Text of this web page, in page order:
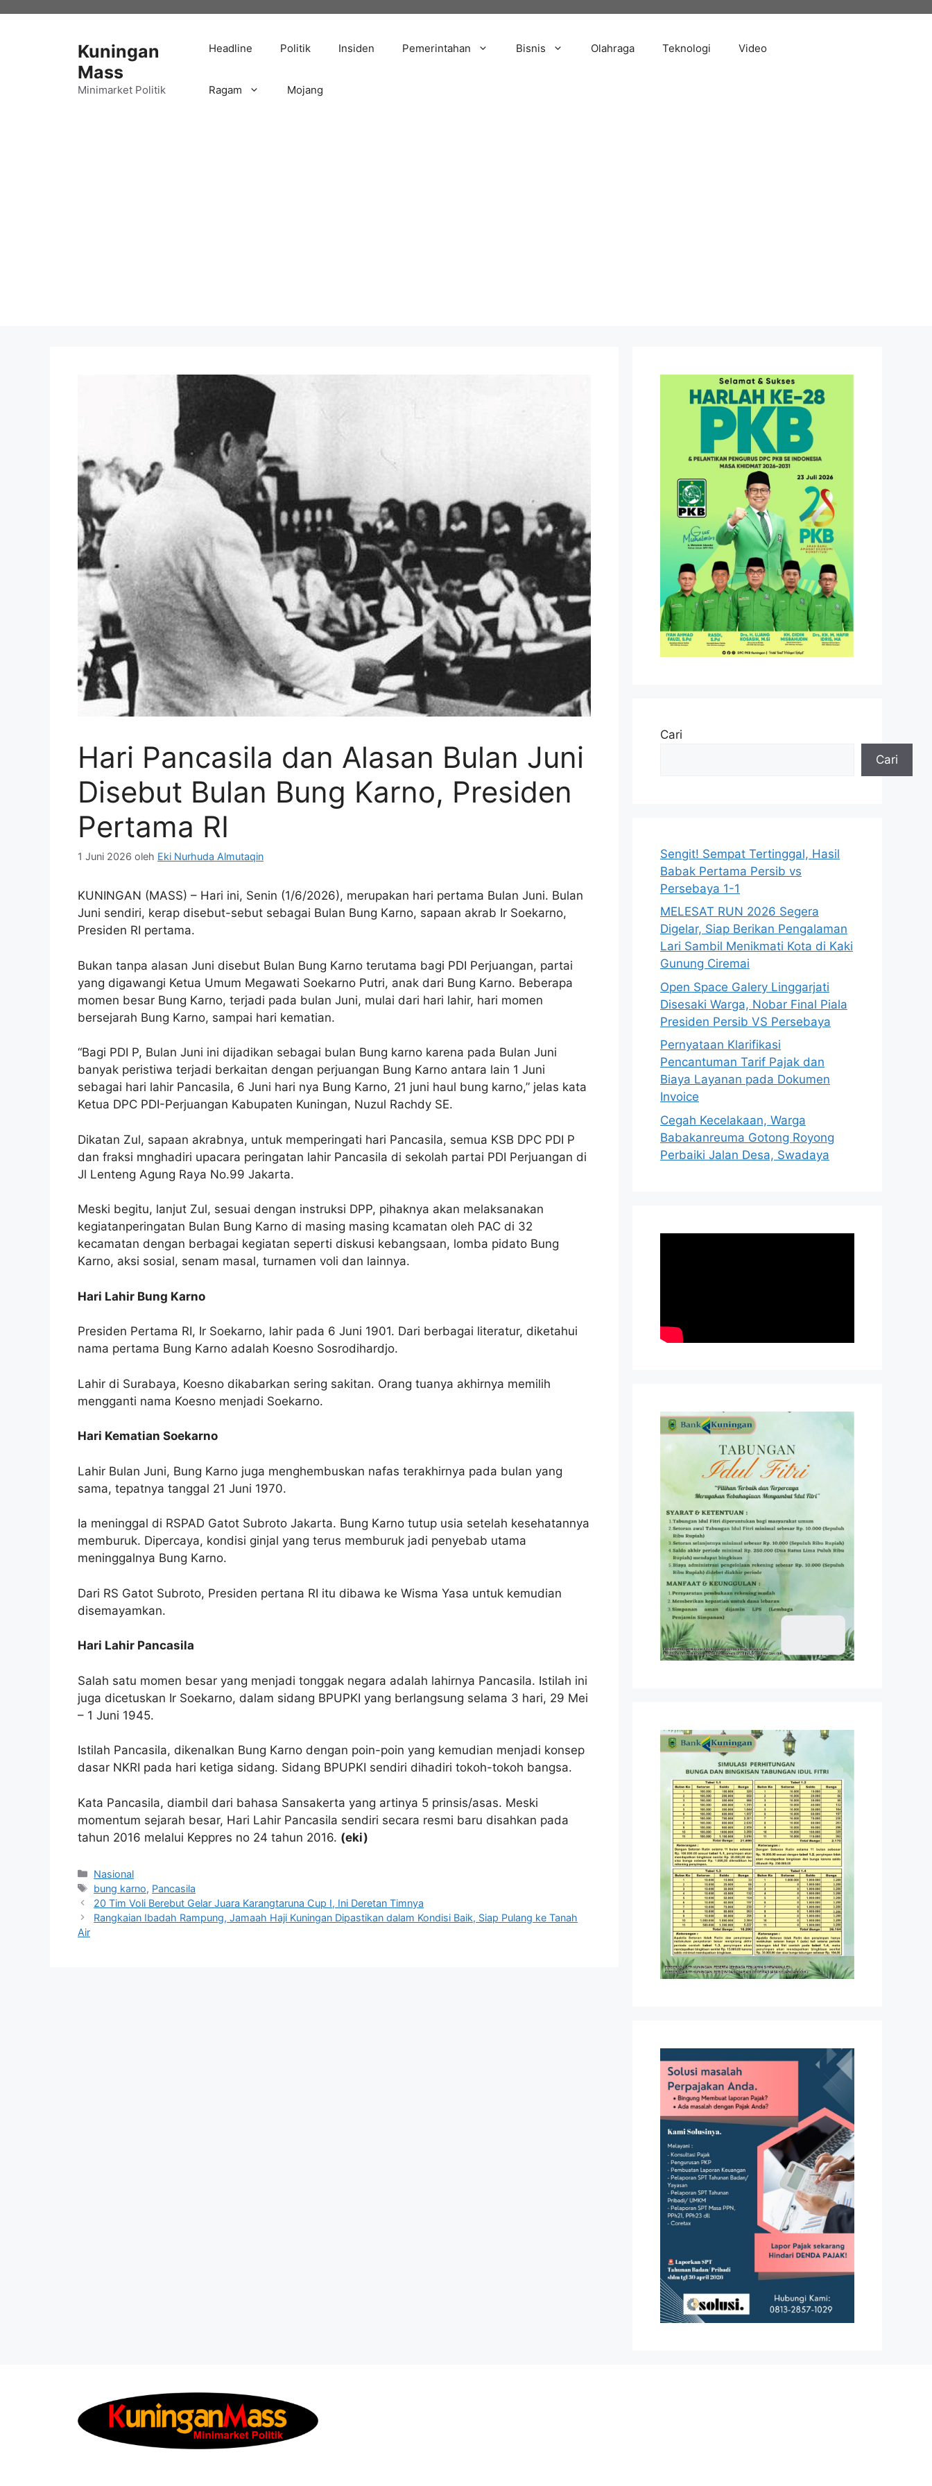
Kuningan
Mass
Minimarket Politik
Headline Politik Insiden Pemerintahan Bisnis Olahraga Teknologi Video
Ragam Mojang
Hari Pancasila dan Alasan Bulan Juni
Disebut Bulan Bung Karno, Presiden
Pertama RI
1 Juni 2026 oleh Eki Nurhuda Almutaqin
KUNINGAN (MASS) – Hari ini, Senin (1/6/2026), merupakan hari pertama Bulan Juni. Bulan
Juni sendiri, kerap disebut-sebut sebagai Bulan Bung Karno, sapaan akrab Ir Soekarno,
Presiden RI pertama.
Bukan tanpa alasan Juni disebut Bulan Bung Karno terutama bagi PDI Perjuangan, partai
yang digawangi Ketua Umum Megawati Soekarno Putri, anak dari Bung Karno. Beberapa
momen besar Bung Karno, terjadi pada bulan Juni, mulai dari hari lahir, hari momen
bersejarah Bung Karno, sampai hari kematian.
“Bagi PDI P, Bulan Juni ini dijadikan sebagai bulan Bung karno karena pada Bulan Juni
banyak peristiwa terjadi berkaitan dengan perjuangan Bung Karno antara lain 1 Juni
sebagai hari lahir Pancasila, ⁠6 Juni hari nya Bung Karno, ⁠21 juni haul bung karno,” jelas kata
Ketua DPC PDI-Perjuangan Kabupaten Kuningan, Nuzul Rachdy SE.
Dikatan Zul, sapaan akrabnya, untuk memperingati hari Pancasila, semua KSB DPC PDI P
dan fraksi mnghadiri upacara peringatan lahir Pancasila di sekolah partai PDI Perjuangan di
Jl Lenteng Agung Raya No.99 Jakarta.
Meski begitu, lanjut Zul, sesuai dengan instruksi DPP, pihaknya akan melaksanakan
kegiatanperingatan Bulan Bung Karno di masing masing kcamatan oleh PAC di 32
kecamatan dengan berbagai kegiatan seperti diskusi kebangsaan, lomba pidato Bung
Karno, aksi sosial, senam masal, turnamen voli dan lainnya.
Hari Lahir Bung Karno
Presiden Pertama RI, Ir Soekarno, lahir pada 6 Juni 1901. Dari berbagai literatur, diketahui
nama pertama Bung Karno adalah Koesno Sosrodihardjo.
Lahir di Surabaya, Koesno dikabarkan sering sakitan. Orang tuanya akhirnya memilih
mengganti nama Koesno menjadi Soekarno.
Hari Kematian Soekarno
Lahir Bulan Juni, Bung Karno juga menghembuskan nafas terakhirnya pada bulan yang
sama, tepatnya tanggal 21 Juni 1970.
Ia meninggal di RSPAD Gatot Subroto Jakarta. Bung Karno tutup usia setelah kesehatannya
memburuk. Dipercaya, kondisi ginjal yang terus memburuk jadi penyebab utama
meninggalnya Bung Karno.
Dari RS Gatot Subroto, Presiden pertana RI itu dibawa ke Wisma Yasa untuk kemudian
disemayamkan.
Hari Lahir Pancasila
Salah satu momen besar yang menjadi tonggak negara adalah lahirnya Pancasila. Istilah ini
juga dicetuskan Ir Soekarno, dalam sidang BPUPKI yang berlangsung selama 3 hari, 29 Mei
– 1 Juni 1945.
Istilah Pancasila, dikenalkan Bung Karno dengan poin-poin yang kemudian menjadi konsep
dasar NKRI pada hari ketiga sidang. Sidang BPUPKI sendiri dihadiri tokoh-tokoh bangsa.
Kata Pancasila, diambil dari bahasa Sansakerta yang artinya 5 prinsis/asas. Meski
momentum sejarah besar, Hari Lahir Pancasila sendiri secara resmi baru disahkan pada
tahun 2016 melalui Keppres no 24 tahun 2016. (eki)
Kategori
Nasional
Tag
bung karno, Pancasila
20 Tim Voli Berebut Gelar Juara Karangtaruna Cup I, Ini Deretan Timnya
Rangkaian Ibadah Rampung, Jamaah Haji Kuningan Dipastikan dalam Kondisi Baik, Siap Pulang ke Tanah
Air
Cari
Cari
Sengit! Sempat Tertinggal, Hasil
Babak Pertama Persib vs
Persebaya 1-1
MELESAT RUN 2026 Segera
Digelar, Siap Berikan Pengalaman
Lari Sambil Menikmati Kota di Kaki
Gunung Ciremai
Open Space Galery Linggarjati
Disesaki Warga, Nobar Final Piala
Presiden Persib VS Persebaya
Pernyataan Klarifikasi
Pencantuman Tarif Pajak dan
Biaya Layanan pada Dokumen
Invoice
Cegah Kecelakaan, Warga
Babakanreuma Gotong Royong
Perbaiki Jalan Desa, Swadaya